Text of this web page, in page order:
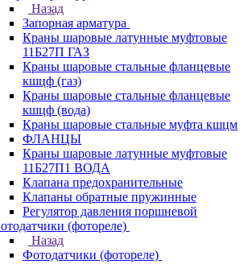
Назад
Запорная арматура
Краны шаровые латунные муфтовые
11Б27П ГАЗ
Краны шаровые стальные фланцевые
кшцф (газ)
Краны шаровые стальные фланцевые
кшцф (вода)
Краны шаровые стальные муфта кшцм
ФЛАНЦЫ
Краны шаровые латунные муфтовые
11Б27П1 ВОДА
Клапана предохранительные
Клапаны обратные пружинные
Регулятор давления поршневой
(фотореле)
Назад
Фотодатчики (фотореле)